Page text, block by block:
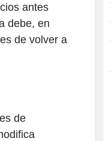
antes
debe, en
de volver a
de